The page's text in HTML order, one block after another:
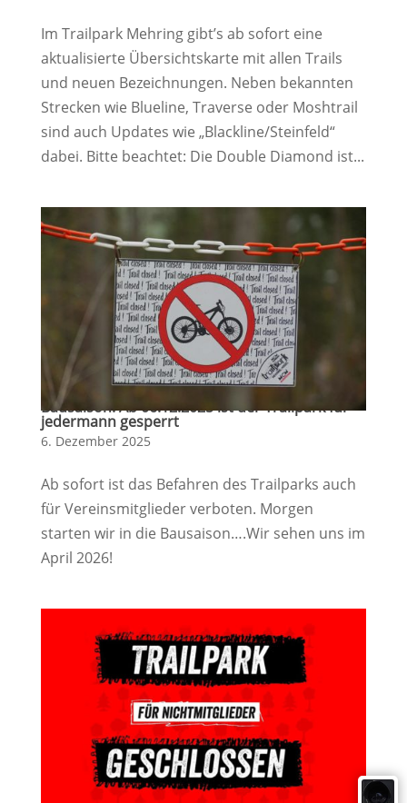
Im Trailpark Mehring gibt’s ab sofort eine
aktualisierte Übersichtskarte mit allen Trails
und neuen Bezeichnungen. Neben bekannten
Strecken wie Blueline, Traverse oder Moshtrail
sind auch Updates wie „Blackline/Steinfeld“
dabei. Bitte beachtet: Die Double Diamond ist...
Bausaison: Ab 06.12.2025 ist der Trailpark für
jedermann gesperrt
6. Dezember 2025
Ab sofort ist das Befahren des Trailparks auch
für Vereinsmitglieder verboten. Morgen
starten wir in die Bausaison….Wir sehen uns im
April 2026!